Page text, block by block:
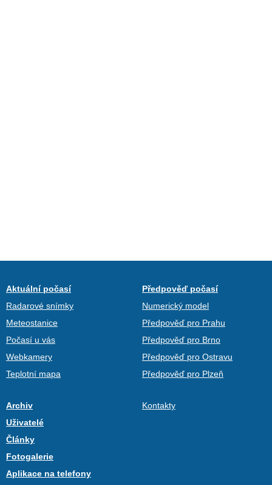
Aktuální počasí
Radarové snímky
Meteostanice
Počasí u vás
Webkamery
Teplotní mapa
Předpověď počasí
Numerický model
Předpověď pro Prahu
Předpověď pro Brno
Předpověď pro Ostravu
Předpověď pro Plzeň
Archiv
Uživatelé
Články
Fotogalerie
Aplikace na telefony
Kontakty